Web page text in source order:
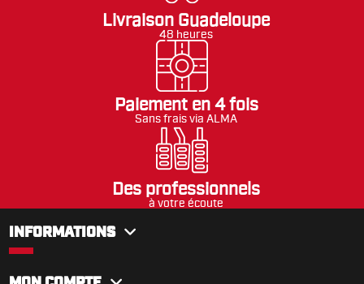
Livraison Guadeloupe
48 heures
Paiement en 4 fois
Sans frais via ALMA
Des professionnels
à votre écoute
INFORMATIONS